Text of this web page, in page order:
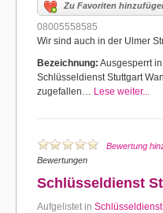
Zu Favoriten
08005558585
Wir sind auch in der Ulmer
Bezeichnung: Ausgesperrt
Schlüsseldienst Stuttgart
zugefallen… Lese weiter...
Bewertung
Bewertungen
Schlüsseldienst
Aufgelistet in